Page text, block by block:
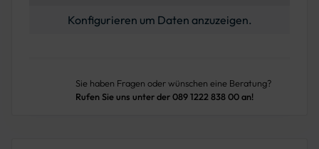
Konfigurieren um Daten anzuzeigen.
Sie haben Fragen oder wünschen eine Beratung?
Rufen Sie uns unter der 089 1222 838 00 an!